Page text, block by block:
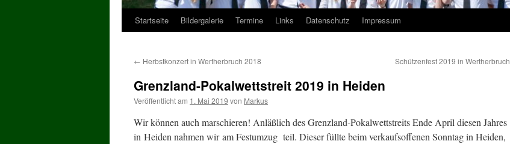
Startseite Bildergalerie Termine Links Datenschutz Impressum
← Herbstkonzert in Wertherbruch 2018 Schützenfest 2019 in Wertherbruch
Grenzland-Pokalwettstreit 2019 in Heiden
Veröffentlicht am 1. Mai 2019 von Markus
Wir können auch marschieren! Anläßlich des Grenzland-Pokalwettstreits Ende April diesen Jahres
in Heiden nahmen wir am Festumzug teil. Dieser füllte beim verkaufsoffenen Sonntag in Heiden,